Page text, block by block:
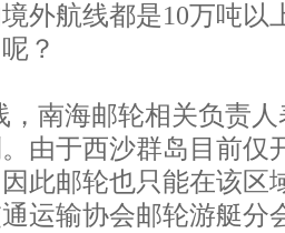
外航线都是10万吨以
？
，南海邮轮相关负责
由于西沙群岛目前仅
此邮轮也只能在该区
运输协会邮轮游艇分